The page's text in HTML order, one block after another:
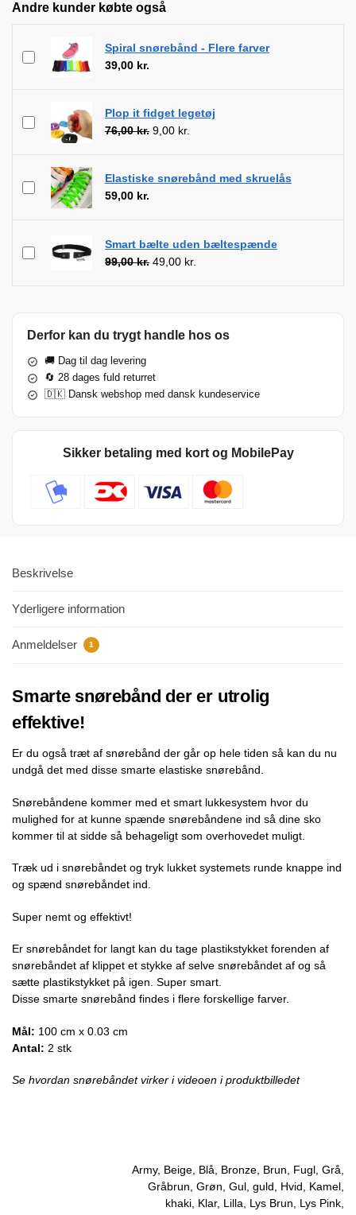
Andre kunder købte også
Spiral snørebånd - Flere farver
39,00 kr.
Plop it fidget legetøj
76,00kr. 9,00 kr.
Elastiske snørebånd med skruelås
59,00 kr.
Smart bælte uden bæltespænde
99,00kr. 49,00 kr.
Derfor kan du trygt handle hos os
🚚 Dag til dag levering
🔄 28 dages fuld returret
🇩🇰 Dansk webshop med dansk kundeservice
Sikker betaling med kort og MobilePay
Beskrivelse
Yderligere information
Anmeldelser 1
Smarte snørebånd der er utrolig
effektive!
Er du også træt af snørebånd der går op hele tiden så kan du nu
undgå det med disse smarte elastiske snørebånd.
Snørebåndene kommer med et smart lukkesystem hvor du
mulighed for at kunne spænde snørebåndene ind så dine sko
kommer til at sidde så behageligt som overhovedet muligt.
Træk ud i snørebåndet og tryk lukket systemets runde knappe ind
og spænd snørebåndet ind.
Super nemt og effektivt!
Er snørebåndet for langt kan du tage plastikstykket forenden af
snørebåndet af klippet et stykke af selve snørebåndet af og så
sætte plastikstykket på igen. Super smart.
Disse smarte snørebånd findes i flere forskellige farver.
Mål: 100 cm x 0.03 cm
Antal: 2 stk
Se hvordan snørebåndet virker i videoen i produktbilledet
Army, Beige, Blå, Bronze, Brun, Fugl, Grå,
Gråbrun, Grøn, Gul, guld, Hvid, Kamel,
khaki, Klar, Lilla, Lys Brun, Lys Pink,